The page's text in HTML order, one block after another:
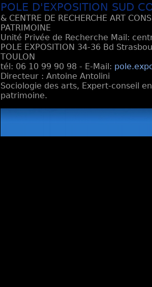
POLE D'EXPOSITION SUD
& CENTRE DE RECHERCHE ART
PATRIMOINE
Unité Privée de Recherche Mail:
POLE EXPOSITION 34-36 Bd
TOULON
tél: 06 10 99 90 98 - E-Mail:
Directeur : Antoine Antolini
Sociologie des arts, Expert-conseil
patrimoine.